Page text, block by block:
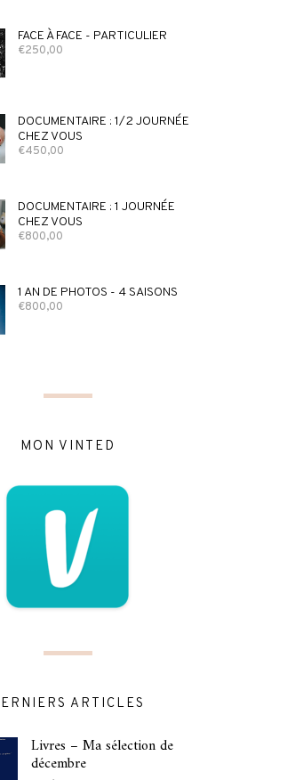
FACE À FACE - PARTICULIER
€250,00
DOCUMENTAIRE : 1/2 JOURNÉE
CHEZ VOUS
€450,00
DOCUMENTAIRE : 1 JOURNÉE
CHEZ VOUS
€800,00
1 AN DE PHOTOS - 4 SAISONS
€800,00
MON VINTED
ARTICLES
Livres – Ma sélection de
décembre